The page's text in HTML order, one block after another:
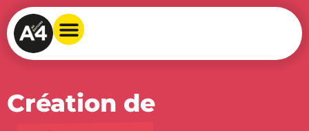
Création de